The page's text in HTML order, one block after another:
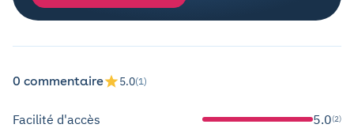
0 commentaire 5.0(1)
Facilité d'accès 5.0(2)